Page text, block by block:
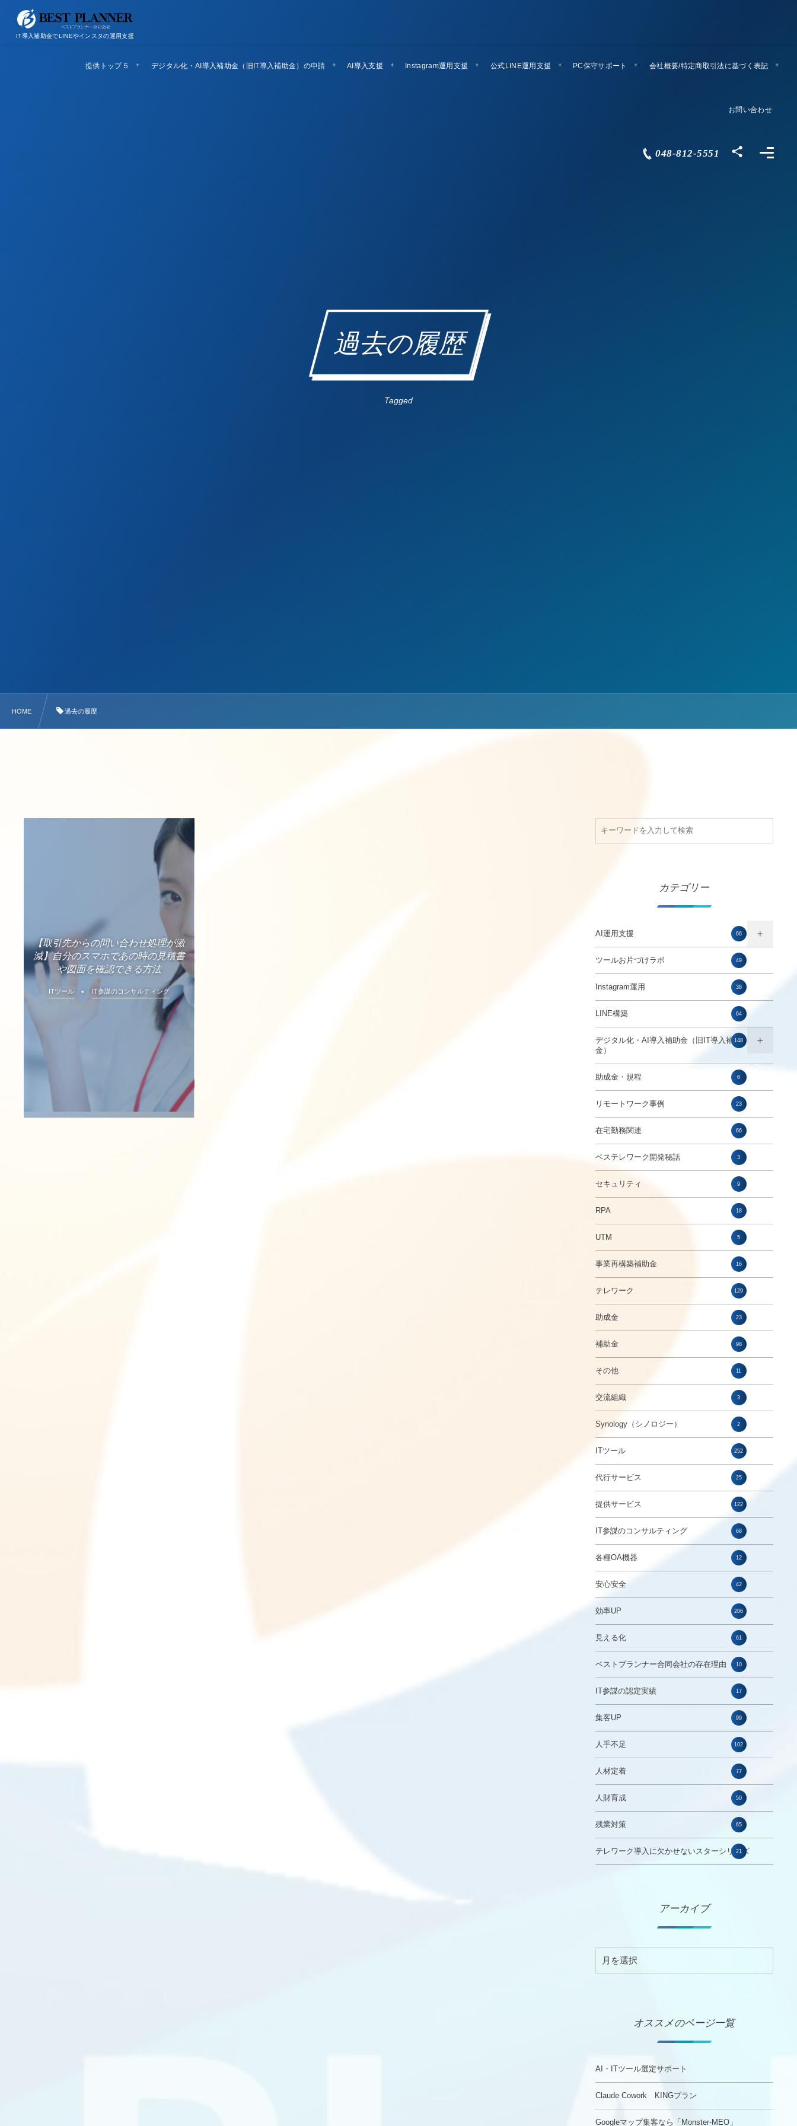
IT導入補助金でLINEやインスタの運用支援
提供トップ５
Top5 デジタル化・AI導入補助金（旧IT導入補助金）の申請 AI導入支援 Instagram運用支援 公式LINE運用支援 PC保守サポート
リモートメンテ 会社概要/特定商取引法に基づく表記
Company Profile
お問い合わせ
Contact
048-812-5551
過去の履歴
Tagged
HOME 過去の履歴
【取引先からの問い合わせ処理が激
減】自分のスマホであの時の見積書
や図面を確認できる方法
ITツール IT参謀のコンサルティング
カテゴリー
AI運用支援 66
ツールお片づけラボ 49
Instagram運用 38
LINE構築 64
デジタル化・AI導入補助金（旧IT導入補助
金）
148
助成金・規程 6
リモートワーク事例 23
在宅勤務関連 66
ベステレワーク開発秘話 3
セキュリティ 9
RPA 18
UTM 5
事業再構築補助金 16
テレワーク 129
助成金 23
補助金 98
その他 11
交流組織 3
Synology（シノロジー） 2
ITツール 252
代行サービス 25
提供サービス 122
IT参謀のコンサルティング 68
各種OA機器 12
安心安全 42
効率UP 206
見える化 61
ベストプランナー合同会社の存在理由 10
IT参謀の認定実績 17
集客UP 99
人手不足 102
人材定着 77
人財育成 50
残業対策 65
テレワーク導入に欠かせないスターシリーズ
21
アーカイブ
オススメのページ一覧
AI・ITツール選定サポート
Claude Cowork KINGプラン
Googleマップ集客なら「Monster-MEO」